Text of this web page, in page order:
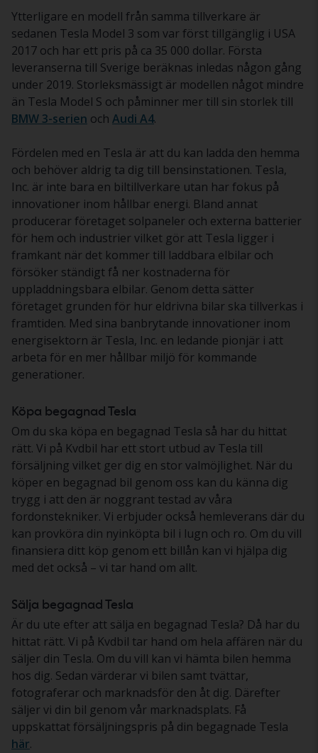
Ytterligare en modell från samma tillverkare är
sedanen Tesla Model 3 som var först tillgänglig i USA
2017 och har ett pris på ca 35 000 dollar. Första
leveranserna till Sverige beräknas inledas någon gång
under 2019. Storleksmässigt är modellen något mindre
än Tesla Model S och påminner mer till sin storlek till
BMW 3-serien och Audi A4.
Fördelen med en Tesla är att du kan ladda den hemma
och behöver aldrig ta dig till bensinstationen. Tesla,
Inc. är inte bara en biltillverkare utan har fokus på
innovationer inom hållbar energi. Bland annat
producerar företaget solpaneler och externa batterier
för hem och industrier vilket gör att Tesla ligger i
framkant när det kommer till laddbara elbilar och
försöker ständigt få ner kostnaderna för
uppladdningsbara elbilar. Genom detta sätter
företaget grunden för hur eldrivna bilar ska tillverkas i
framtiden. Med sina banbrytande innovationer inom
energisektorn är Tesla, Inc. en ledande pionjär i att
arbeta för en mer hållbar miljö för kommande
generationer.
Köpa begagnad Tesla
Om du ska köpa en begagnad Tesla så har du hittat
rätt. Vi på Kvdbil har ett stort utbud av Tesla till
försäljning vilket ger dig en stor valmöjlighet. När du
köper en begagnad bil genom oss kan du känna dig
trygg i att den är noggrant testad av våra
fordonstekniker. Vi erbjuder också hemleverans där du
kan provköra din nyinköpta bil i lugn och ro. Om du vill
finansiera ditt köp genom ett billån kan vi hjälpa dig
med det också – vi tar hand om allt.
Sälja begagnad Tesla
Är du ute efter att sälja en begagnad Tesla? Då har du
hittat rätt. Vi på Kvdbil tar hand om hela affären när du
säljer din Tesla. Om du vill kan vi hämta bilen hemma
hos dig. Sedan värderar vi bilen samt tvättar,
fotograferar och marknadsför den åt dig. Därefter
säljer vi din bil genom vår marknadsplats. Få
uppskattat försäljningspris på din begagnade Tesla
här.